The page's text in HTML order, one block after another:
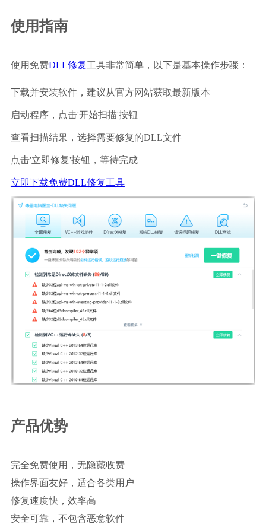
使用指南
使用免费DLL修复工具非常简单，以下是基本操作步骤：
下载并安装软件，建议从官方网站获取最新版本
启动程序，点击'开始扫描'按钮
查看扫描结果，选择需要修复的DLL文件
点击'立即修复'按钮，等待完成
立即下载免费DLL修复工具
产品优势
完全免费使用，无隐藏收费
操作界面友好，适合各类用户
修复速度快，效率高
安全可靠，不包含恶意软件